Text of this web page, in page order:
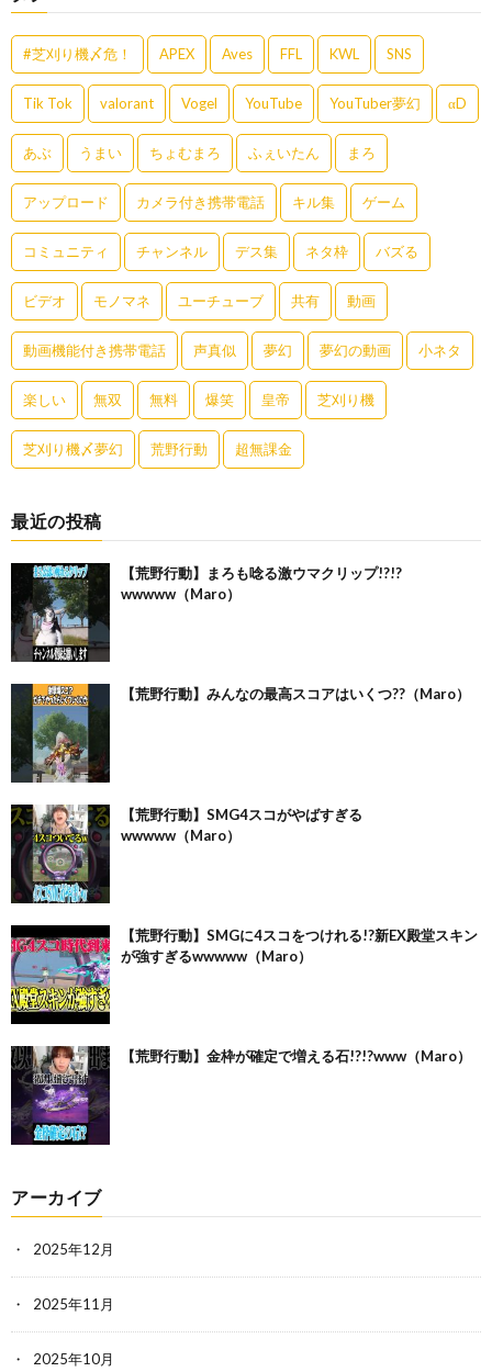
#芝刈り機〆危！ APEX Aves FFL KWL SNS
Tik Tok valorant Vogel YouTube YouTuber夢幻 αD
あぶ うまい ちょむまろ ふぇいたん まろ
アップロード カメラ付き携帯電話 キル集 ゲーム
コミュニティ チャンネル デス集 ネタ枠 バズる
ビデオ モノマネ ユーチューブ 共有 動画
動画機能付き携帯電話 声真似 夢幻 夢幻の動画 小ネタ
楽しい 無双 無料 爆笑 皇帝 芝刈り機
芝刈り機〆夢幻 荒野行動 超無課金
最近の投稿
【荒野行動】まろも唸る激ウマクリップ!?!?
wwwww（Maro）
【荒野行動】みんなの最高スコアはいくつ??（Maro）
【荒野行動】SMG4スコがやばすぎる
wwwww（Maro）
【荒野行動】SMGに4スコをつけれる!?新EX殿堂スキン
が強すぎるwwwww（Maro）
【荒野行動】金枠が確定で増える石!?!?www（Maro）
アーカイブ
2025年12月
2025年11月
2025年10月